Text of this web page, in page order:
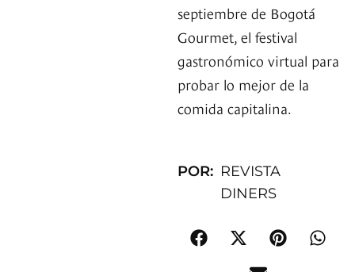
septiembre de Bogotá
Gourmet, el festival
gastronómico virtual para
probar lo mejor de la
comida capitalina.
POR: REVISTA
DINERS